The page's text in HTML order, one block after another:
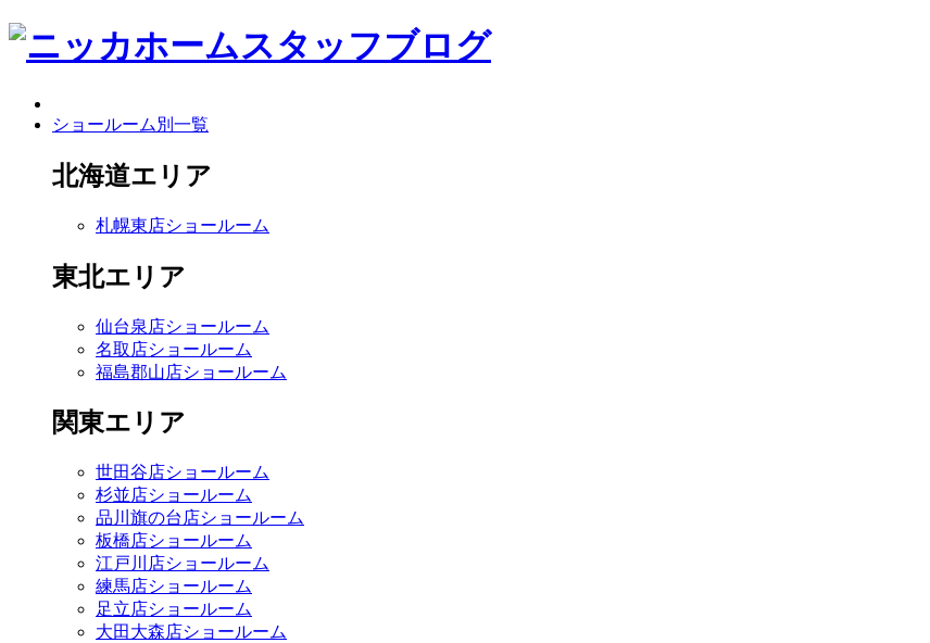
ショールーム別一覧
北海道エリア
札幌東店ショールーム
東北エリア
仙台泉店ショールーム
名取店ショールーム
福島郡山店ショールーム
関東エリア
世田谷店ショールーム
杉並店ショールーム
品川旗の台店ショールーム
板橋店ショールーム
江戸川店ショールーム
練馬店ショールーム
足立店ショールーム
大田大森店ショールーム